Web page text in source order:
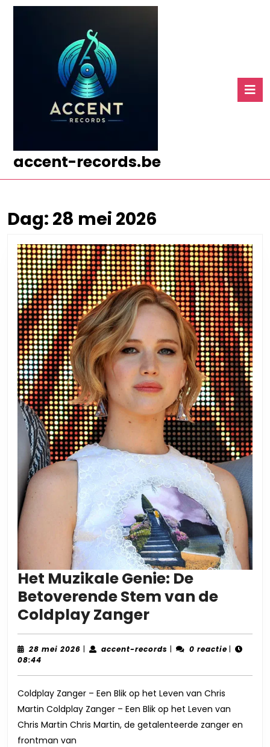
accent-records.be
Dag: 28 mei 2026
Het Muzikale Genie: De
Betoverende Stem van de
Coldplay ZangerHet
Muzikale
Genie:
Betoverende
Stem
van
28 mei 2026 28
| accent-records accent-
| 0 reactie |
08:44
Coldplay Zanger – Een Blik op het Leven van Chris
Martin Coldplay Zanger – Een Blik op het Leven van
Chris Martin Chris Martin, de getalenteerde zanger en
frontman van